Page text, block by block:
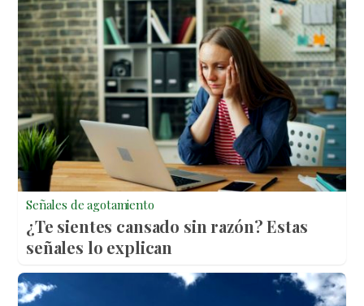
Señales de agotamiento
¿Te sientes cansado sin razón? Estas
señales lo explican